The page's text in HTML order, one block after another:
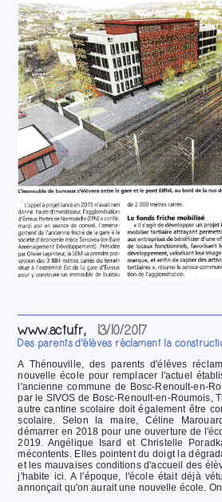
www.actu.fr, 13/10/2017
Des parents d'élèves réclament la
A Thénouville, des parents d'élèves
nouvelle école pour remplacer l'actuel
l'ancienne commune de Bosc-Renoult-en-
par le SIVOS de Bosc-Renoult-en-Roumois,
autre cantine scolaire doit également être
scolaire. Selon la maire, Céline
démarrer en 2018 pour une ouverture de
2019. Angélique Isard et Christelle
mécontents. Elles pointent du doigt la
et les mauvaises conditions d'accueil des
j'habite ici. A l'époque, l'école était déjà
annonçait qu'on aurait une nouvelle école. On